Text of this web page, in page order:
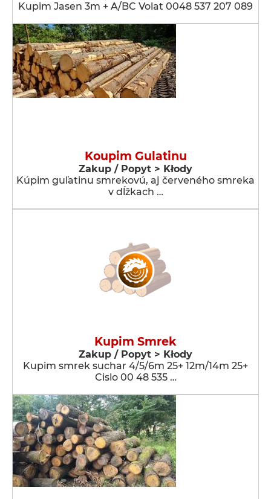
Kupim Jasen 3m + A/BC Volat 0048 537 207 089
Koupim Gulatinu
Zakup / Popyt > Kłody
Kúpim guľatinu smrekovú, aj červeného smreka
v dĺžkach …
Kupim Smrek
Zakup / Popyt > Kłody
Kupim smrek suchar 4/5/6m 25+ 12m/14m 25+
Cislo 00 48 535 …